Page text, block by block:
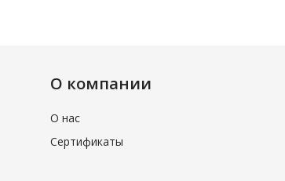
О компании
О нас
Сертификаты